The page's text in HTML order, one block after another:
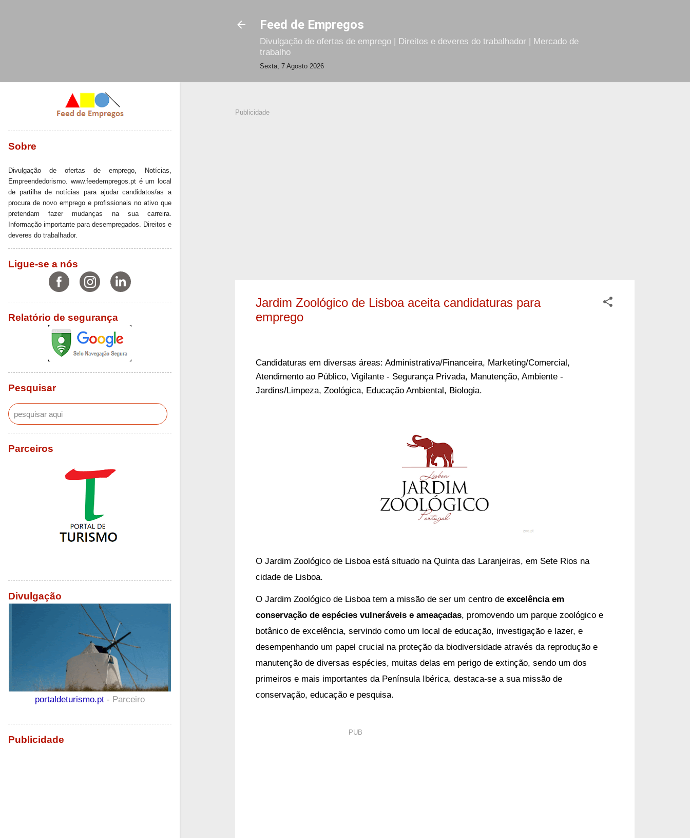
Feed de Empregos
Divulgação de ofertas de emprego | Direitos e deveres do trabalhador | Mercado de
trabalho
Sexta, 7 Agosto 2026
Publicidade
Jardim Zoológico de Lisboa aceita candidaturas para
emprego
Candidaturas em diversas áreas: Administrativa/Financeira, Marketing/Comercial,
Atendimento ao Público, Vigilante - Segurança Privada, Manutenção, Ambiente -
Jardins/Limpeza, Zoológica, Educação Ambiental, Biologia.
O Jardim Zoológico de Lisboa está situado na Quinta das Laranjeiras, em Sete Rios na
cidade de Lisboa.
O Jardim Zoológico de Lisboa tem a missão de ser um centro de excelência em
conservação de espécies vulneráveis e ameaçadas, promovendo um parque zoológico e
botânico de excelência, servindo como um local de educação, investigação e lazer, e
desempenhando um papel crucial na proteção da biodiversidade através da reprodução e
manutenção de diversas espécies, muitas delas em perigo de extinção, sendo um dos
primeiros e mais importantes da Península Ibérica, destaca-se a sua missão de
conservação, educação e pesquisa.
PUB
Sobre
Divulgação de ofertas de emprego, Notícias,
Empreendedorismo. www.feedempregos.pt é um local
de partilha de notícias para ajudar candidatos/as a
procura de novo emprego e profissionais no ativo que
pretendam fazer mudanças na sua carreira.
Informação importante para desempregados. Direitos e
deveres do trabalhador.
Ligue-se a nós
Relatório de segurança
Pesquisar
Parceiros
Divulgação
portaldeturismo.pt - Parceiro
Publicidade